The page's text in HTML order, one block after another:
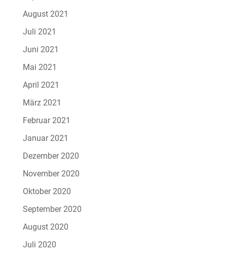
August 2021
Juli 2021
Juni 2021
Mai 2021
April 2021
März 2021
Februar 2021
Januar 2021
Dezember 2020
November 2020
Oktober 2020
September 2020
August 2020
Juli 2020